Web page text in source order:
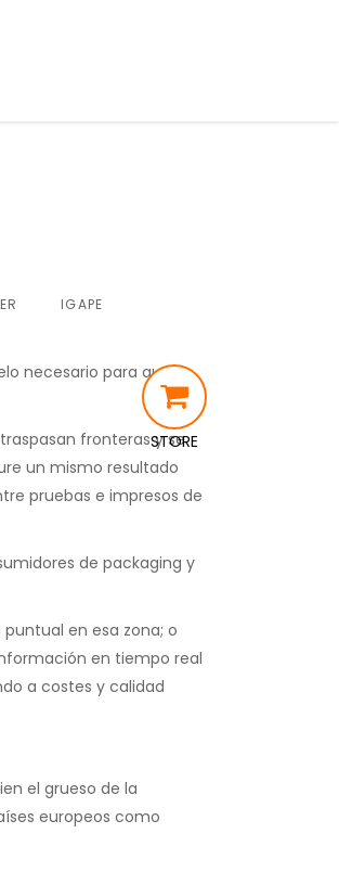
IGAPE
STORE
necesario para que
fronteras y se
un mismo resultado
pruebas e impresos de
de packaging y
en esa zona; o
en tiempo real
a costes y calidad
el grueso de la
europeos como